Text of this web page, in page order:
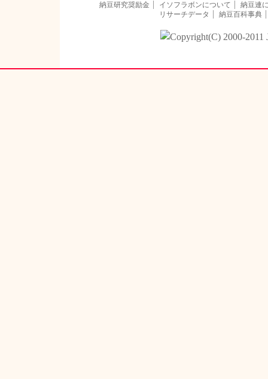
納豆研究奨励金
イソフラボンについて
納豆連
リサーチデータ
納豆百科事典